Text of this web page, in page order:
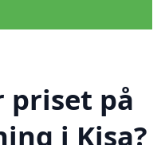
priset på
i Kisa?